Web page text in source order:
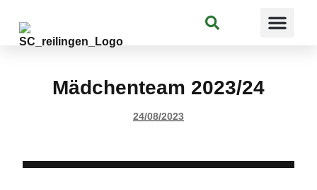
Suchen
Mädchenteam 2023/24
24/08/2023